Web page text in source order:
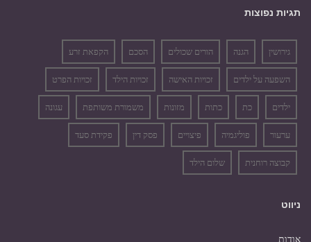
תגיות נפוצות
גירושין הגנה הורים שכולים הסכם הקפאת זרע
השפעה על ילדים זכויות האישה זכויות הילד זכויות הפרט
ילדים כת כתות מזונות משמורת משותפת עגונה
ערעור פוליגמיה פיצויים פסק דין פקידת סעד
קבוצה רוחנית שלום הילד
ניווט
אודות